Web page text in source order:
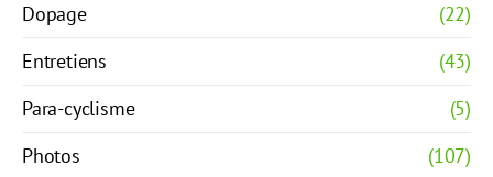
Dopage
(22)
Entretiens
(43)
Para-cyclisme
(5)
Photos
(107)